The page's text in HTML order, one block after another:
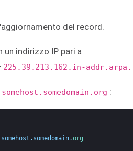
del record.
indirizzo IP pari a
225.39.213.162.in-addr.arpa.
somehost.somedomain.org :
somehost . somedomain.org